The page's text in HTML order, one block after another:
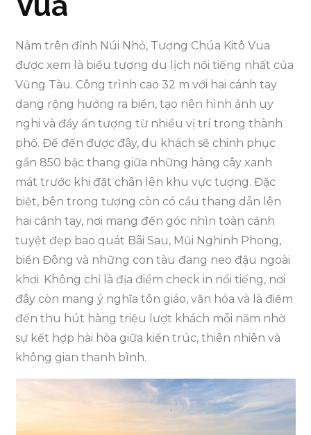
Nằm trên đỉnh Núi Nhỏ, Tượng Chúa Kitô Vua
được xem là biểu tượng du lịch nổi tiếng nhất của
Vũng Tàu. Công trình cao 32 m với hai cánh tay
dang rộng hướng ra biển, tạo nên hình ảnh uy
nghi và đầy ấn tượng từ nhiều vị trí trong thành
phố. Để đến được đây, du khách sẽ chinh phục
gần 850 bậc thang giữa những hàng cây xanh
mát trước khi đặt chân lên khu vực tượng. Đặc
biệt, bên trong tượng còn có cầu thang dẫn lên
hai cánh tay, nơi mang đến góc nhìn toàn cảnh
tuyệt đẹp bao quát Bãi Sau, Mũi Nghinh Phong,
biển Đông và những con tàu đang neo đậu ngoài
khơi. Không chỉ là địa điểm check in nổi tiếng, nơi
đây còn mang ý nghĩa tôn giáo, văn hóa và là điểm
đến thu hút hàng triệu lượt khách mỗi năm nhờ
sự kết hợp hài hòa giữa kiến trúc, thiên nhiên và
không gian thanh bình.